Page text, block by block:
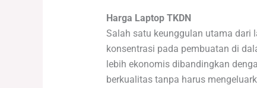
Harga Laptop TKDN
Salah satu keunggulan utama dari
konsentrasi pada pembuatan di
lebih ekonomis dibandingkan
berkualitas tanpa harus